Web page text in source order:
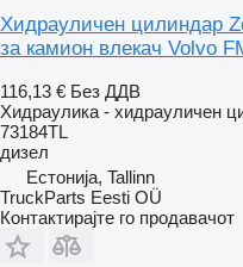
Хидрауличен цилиндар
за камион влекач Volvo
116,13 € Без ДДВ
Хидраулика - хидрауличен
73184TL
дизел
Естонија, Tallinn
TruckParts Eesti OÜ
Контактирајте го продавачот